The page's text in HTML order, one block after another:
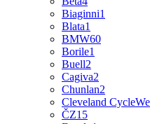
Biaginni1
Blata1
BMW60
Borile1
Buell2
Cagiva2
Chunlan2
Cleveland
ČZ15